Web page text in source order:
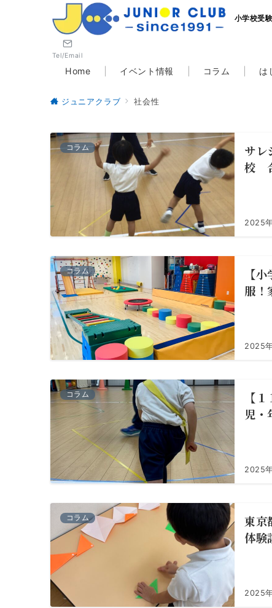
小学校受
Tel/Email
Home イベント情報 コラム は
ジュニアクラブ 社会性
コラム
サレ
校
2025
コラム
【
服！
2025
コラム
【
児・
2025
コラム
東京
体験
2025